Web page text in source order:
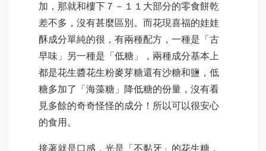
加，那就和樓下７－１１大部分的零食餅乾
差不多，沒有甚麼區別。而花現喜福的娃娃
酥成分單純的很，有兩種配方，一種是「古
早味」另一種是「低糖」，兩種成分基本上
都是花生醬花生粉麥芽糖還有沙糖和鹽，低
糖多加了「海藻糖」降低糖的份量，沒有看
見多餘的奇奇怪怪的成分！所以可以很安心
的食用。
接著就是口感，光是「不黏牙」的花生糖，